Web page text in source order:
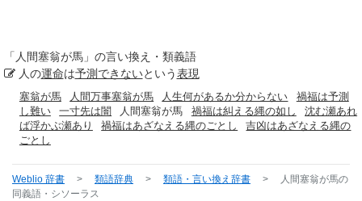
「 人間塞翁が馬 」の言い換え・類義語
人の運命は予測できないという表現
塞翁が馬 人間万事塞翁が馬 人生何があるか分からない
禍福は予測
し難い
一寸先は闇 人間塞翁が馬 禍福は糾える縄の如し
沈む瀬あれ
ば浮かぶ瀬あり
禍福はあざなえる縄のごとし
吉凶はあざなえる縄の
ごとし
Weblio 辞書 > 類語辞典 > 類語・言い換え辞書 > 人間塞翁が馬の
同義語・シソーラス